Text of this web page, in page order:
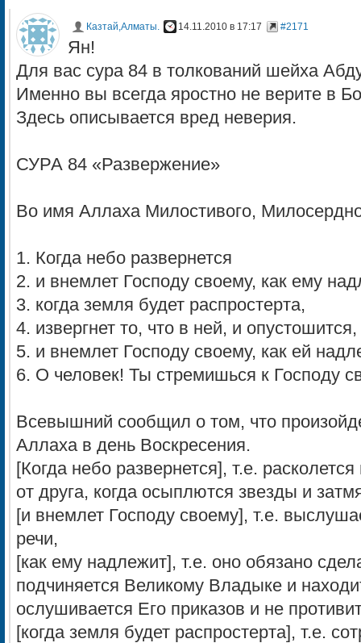
Казтай,Алматы. 14.11.2010 в 17:17 #2171
Ян!
Для вас сура 84 в толкований шейха
Именно вы всегда яростно не верите в
Здесь описывается вред неверия.
СУРА 84 «Развержение»
Во имя Аллаха Милостивого,
1. Когда небо развернется
2. и внемлет Господу своему, как ему
3. когда земля будет распростерта,
4. извергнет то, что в ней, и опустошится,
5. и внемлет Господу своему, как ей
6. О человек! Ты стремишься к Господу
Всевышний сообщил о том, что
Аллаха в день Воскресения.
[Когда небо развернется], т.е.
от друга, когда осыплются звезды и
[и внемлет Господу своему], т.е.
речи,
[как ему надлежит], т.е. оно обязано
подчиняется Великому Владыке и
ослушивается Его приказов и не
[когда земля будет распростерта], т.е.